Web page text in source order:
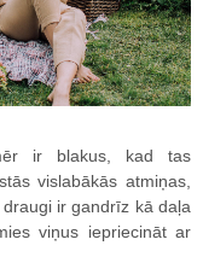
ir blakus, kad tas
vislabākās atmiņas,
ir gandrīz kā daļa
viņus iepriecināt ar